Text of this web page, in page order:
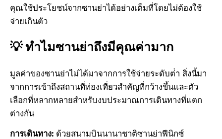
คุณใช้ประโยชน์จากซานย่าได้อย่างเต็มที่โดยไม่ต้องใช้
จ่ายเกินตัว
💡 ทําไมซานย่าถึงมีคุณค่ามาก
มูลค่าของซานย่าไม่ได้มาจากการใช้จ่ายระดับต่ํา สิ่งนี้มา
จากการเข้าถึงสถานที่ท่องเที่ยวสําคัญที่กว้างขึ้นและตัว
เลือกที่หลากหลายสําหรับงบประมาณการเดินทางที่แตก
ต่างกัน
การเดินทาง: ด้วยสนามบินนานาชาติซานย่าฟีนิกซ์